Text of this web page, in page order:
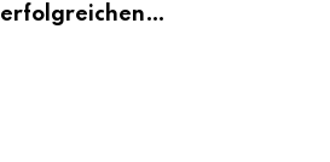
erfolgreichen